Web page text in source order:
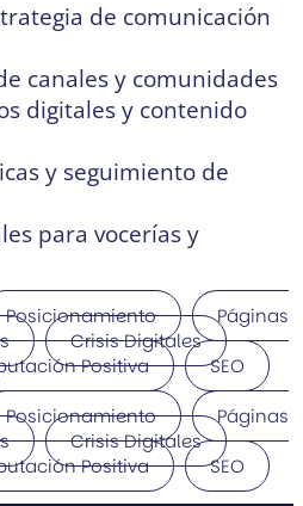
de comunicación
canales y comunidades
digitales y contenido
y seguimiento de
para vocerías y
Posicionamiento
Páginas
Crisis Digitales
Positiva
SEO
Posicionamiento
Páginas
Crisis Digitales
Positiva
SEO